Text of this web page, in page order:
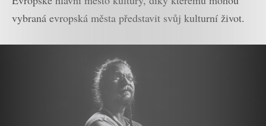
vybraná evropská města představit svůj kulturní život.